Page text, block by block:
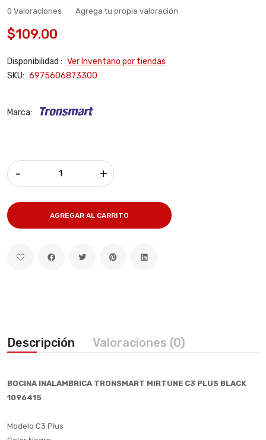
0 Valoraciones Agrega tu propia valoración
$109.00
Disponibilidad : Ver Inventario por tiendas
SKU: 6975606873300
Marca:
- +
AGREGAR AL CARRITO
Descripción Valoraciones (0)
BOCINA INALAMBRICA TRONSMART MIRTUNE C3 PLUS BLACK
1096415
Modelo C3 Plus